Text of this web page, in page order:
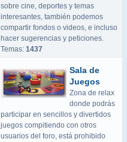
sobre cine, deportes y temas
interesantes, también podemos
compartir fondos o videos, e incluso
hacer sugerencias y peticiones.
Temas: 1437
Sala de
Juegos
Zona de relax
donde podrás
participar en sencillos y divertidos
juegos compitiendo con otros
usuarios del foro, está prohibido